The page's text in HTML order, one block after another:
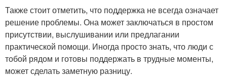
Также стоит отметить, что поддержка не всегда означает
решение проблемы. Она может заключаться в простом
присутствии, выслушивании или предлагании
практической помощи. Иногда просто знать, что люди с
тобой рядом и готовы поддержать в трудные моменты,
может сделать заметную разницу.